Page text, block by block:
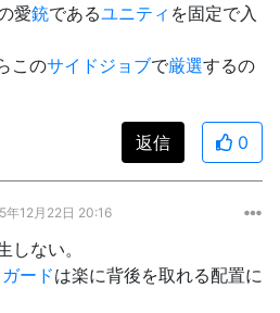
愛銃であるユニティ を固定で入
このサイドジョブで厳選するの
返信 0
年12月22日 20:16
しない。
ガードは楽に背後を取れる配置に